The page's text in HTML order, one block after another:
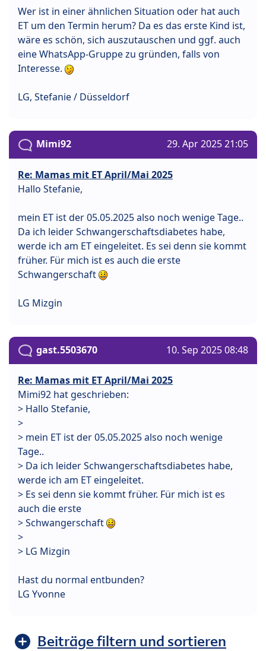
Wer ist in einer ähnlichen Situation oder hat auch
ET um den Termin herum? Da es das erste Kind ist,
wäre es schön, sich auszutauschen und ggf. auch
eine WhatsApp-Gruppe zu gründen, falls von
Interesse.
LG, Stefanie / Düsseldorf
Mimi92 29. Apr 2025 21:05
Re: Mamas mit ET April/Mai 2025
Hallo Stefanie,
mein ET ist der 05.05.2025 also noch wenige Tage..
Da ich leider Schwangerschaftsdiabetes habe,
werde ich am ET eingeleitet. Es sei denn sie kommt
früher. Für mich ist es auch die erste
Schwangerschaft
LG Mizgin
gast.5503670 10. Sep 2025 08:48
Re: Mamas mit ET April/Mai 2025
Mimi92 hat geschrieben:
> Hallo Stefanie,
>
> mein ET ist der 05.05.2025 also noch wenige
Tage..
> Da ich leider Schwangerschaftsdiabetes habe,
werde ich am ET eingeleitet.
> Es sei denn sie kommt früher. Für mich ist es
auch die erste
> Schwangerschaft
>
> LG Mizgin
Hast du normal entbunden?
LG Yvonne
Beiträge filtern und sortieren